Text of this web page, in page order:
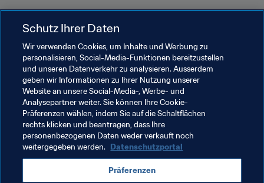
ersten Schritt zu machen. Die Unterstützung der FIFA ist
Verwandte Themen
Football Unites the World Frauenfussball
Organisation France UEFA England
Schutz Ihrer Daten
Wir verwenden Cookies, um Inhalte und Werbung zu
personalisieren, Social-Media-Funktionen bereitzustellen
und unseren Datenverkehr zu analysieren. Ausserdem
geben wir Informationen zu Ihrer Nutzung unserer
Website an unsere Social-Media-, Werbe- und
Analysepartner weiter. Sie können Ihre Cookie-
Präferenzen wählen, indem Sie auf die Schaltflächen
rechts klicken und beantragen, dass Ihre
personenbezogenen Daten weder verkauft noch
weitergegeben werden. Datenschutzportal
Präferenzen